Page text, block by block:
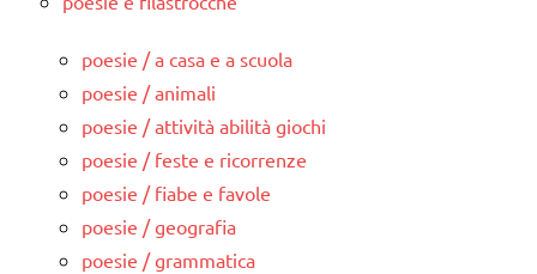
poesie / a casa e a scuola
poesie / animali
poesie / attività abilità giochi
poesie / feste e ricorrenze
poesie / fiabe e favole
poesie / geografia
poesie / grammatica